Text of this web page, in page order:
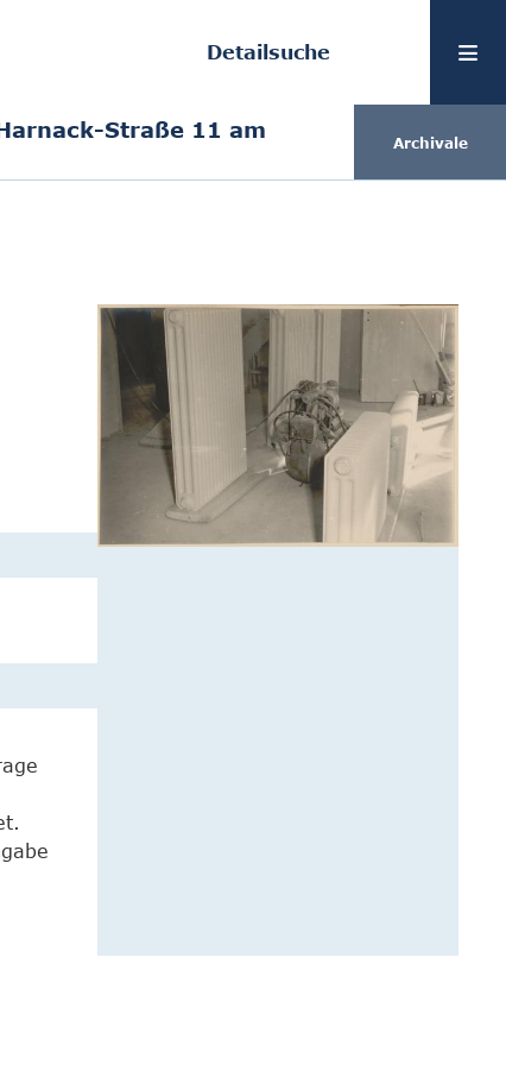
Detailsuche
Straße 11 am
Archivale